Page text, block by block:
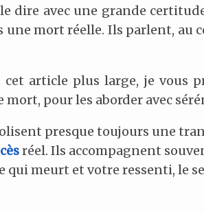
dire avec une grande
une mort réelle. Ils parlent, au
cet article plus large, je vous
pour les aborder avec
presque toujours une
réel. Ils accompagnent
meurt et votre ressenti, le